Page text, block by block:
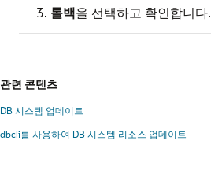
롤백을 선택하고 확인합니다.
관련 콘텐츠
DB 시스템 업데이트
dbcli를 사용하여 DB 시스템 리소스 업데이트